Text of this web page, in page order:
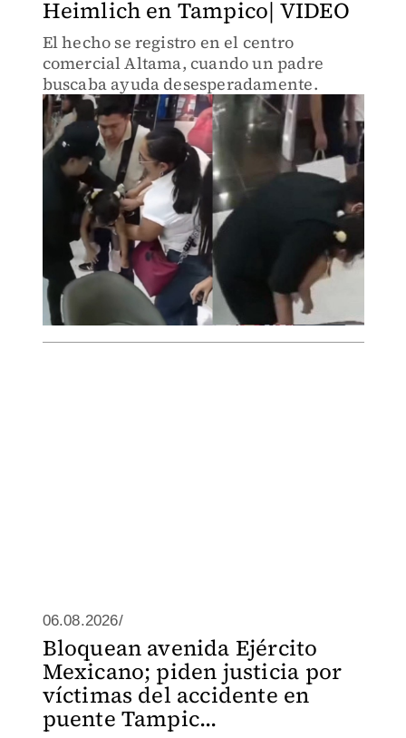
Heimlich en Tampico| VIDEO
El hecho se registro en el centro
comercial Altama, cuando un padre
buscaba ayuda desesperadamente.
06.08.2026/
Bloquean avenida Ejército
Mexicano; piden justicia por
víctimas del accidente en
puente Tampic...